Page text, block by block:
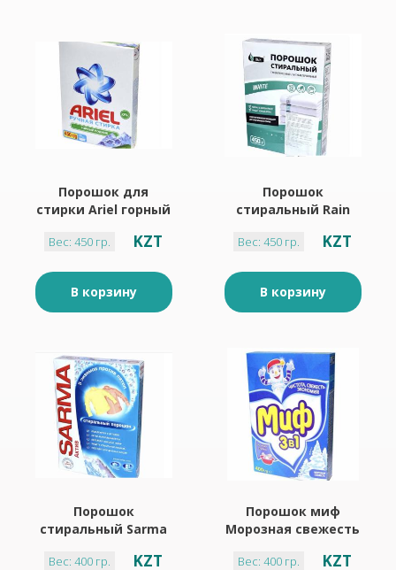
Порошок для
стирки Ariel горный
стирка 450 г
Вес: 450 гр. KZT
В корзину
Порошок
стиральный Rain
белых и цветных
Вес: 450 гр. KZT
В корзину
Порошок
стиральный Sarma
400 г
Вес: 400 гр. KZT
Порошок миф
Морозная свежесть
Вес: 400 гр. KZT